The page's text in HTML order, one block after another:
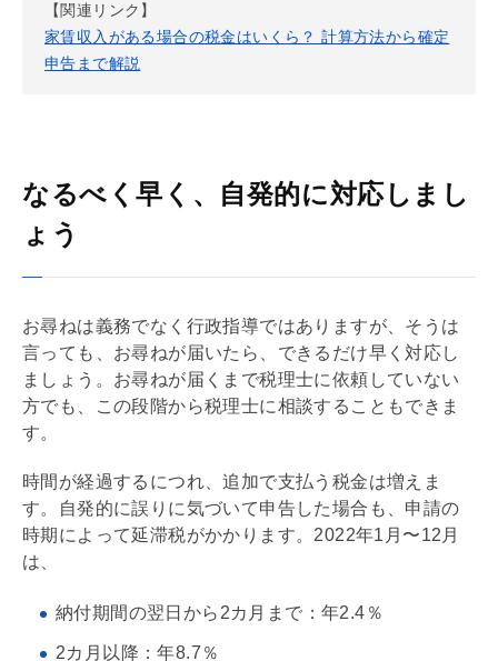
【関連リンク】
家賃収入がある場合の税金はいくら？ 計算方法から確定
申告まで解説
なるべく早く、自発的に対応しまし
ょう
お尋ねは義務でなく行政指導ではありますが、そうは
言っても、お尋ねが届いたら、できるだけ早く対応し
ましょう。お尋ねが届くまで税理士に依頼していない
方でも、この段階から税理士に相談することもできま
す。
時間が経過するにつれ、追加で支払う税金は増えま
す。自発的に誤りに気づいて申告した場合も、申請の
時期によって延滞税がかかります。2022年1月〜12月
は、
納付期間の翌日から2カ月まで：年2.4％
2カ月以降：年8.7％